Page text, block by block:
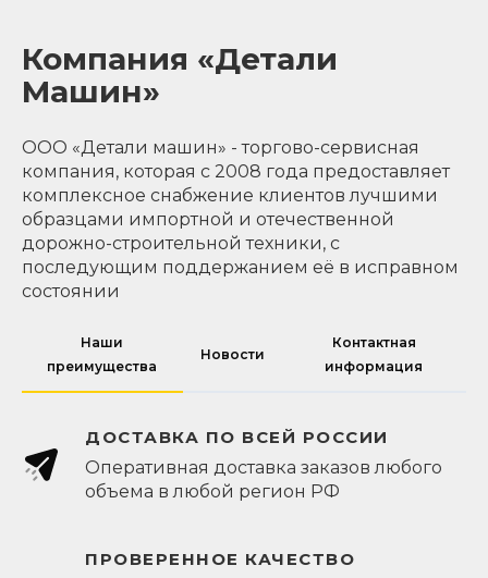
Компания «Детали
Машин»
ООО «Детали машин» - торгово-сервисная
компания, которая с 2008 года предоставляет
комплексное снабжение клиентов лучшими
образцами импортной и отечественной
дорожно-строительной техники, с
последующим поддержанием её в исправном
состоянии
Наши
преимущества
Новости
Контактная
информация
ДОСТАВКА ПО ВСЕЙ РОССИИ
Оперативная доставка заказов любого
объема в любой регион РФ
ПРОВЕРЕННОЕ КАЧЕСТВО